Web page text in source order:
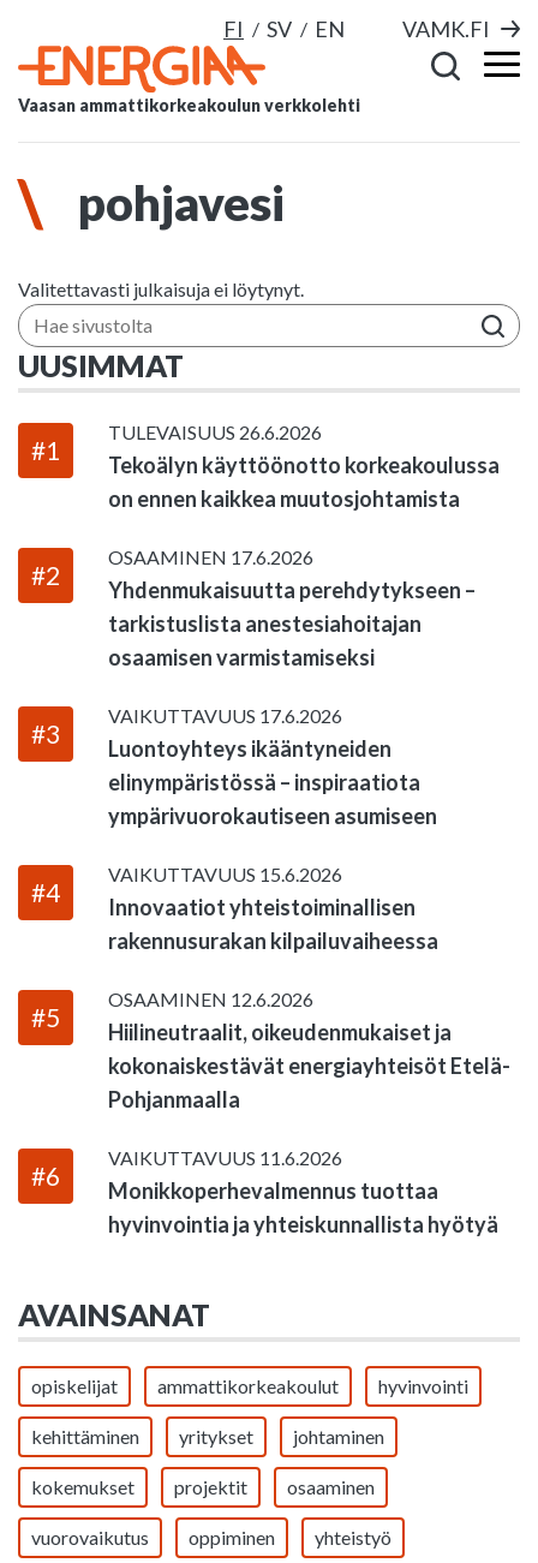
FI SV EN VAMK.FI
Vaasan ammattikorkeakoulun verkkolehti
pohjavesi
Valitettavasti julkaisuja ei löytynyt.
Hae sivustolta
UUSIMMAT
#1
TULEVAISUUS 26.6.2026
Tekoälyn käyttöönotto korkeakoulussa
on ennen kaikkea muutosjohtamista
#2
OSAAMINEN 17.6.2026
Yhdenmukaisuutta perehdytykseen –
tarkistuslista anestesiahoitajan
osaamisen varmistamiseksi
#3
VAIKUTTAVUUS 17.6.2026
Luontoyhteys ikääntyneiden
elinympäristössä – inspiraatiota
ympärivuorokautiseen asumiseen
#4
VAIKUTTAVUUS 15.6.2026
Innovaatiot yhteistoiminallisen
rakennusurakan kilpailuvaiheessa
#5
OSAAMINEN 12.6.2026
Hiilineutraalit, oikeudenmukaiset ja
kokonaiskestävät energiayhteisöt Etelä-
Pohjanmaalla
#6
VAIKUTTAVUUS 11.6.2026
Monikkoperhevalmennus tuottaa
hyvinvointia ja yhteiskunnallista hyötyä
AVAINSANAT
opiskelijat ammattikorkeakoulut hyvinvointi
kehittäminen yritykset johtaminen
kokemukset projektit osaaminen
vuorovaikutus oppiminen yhteistyö